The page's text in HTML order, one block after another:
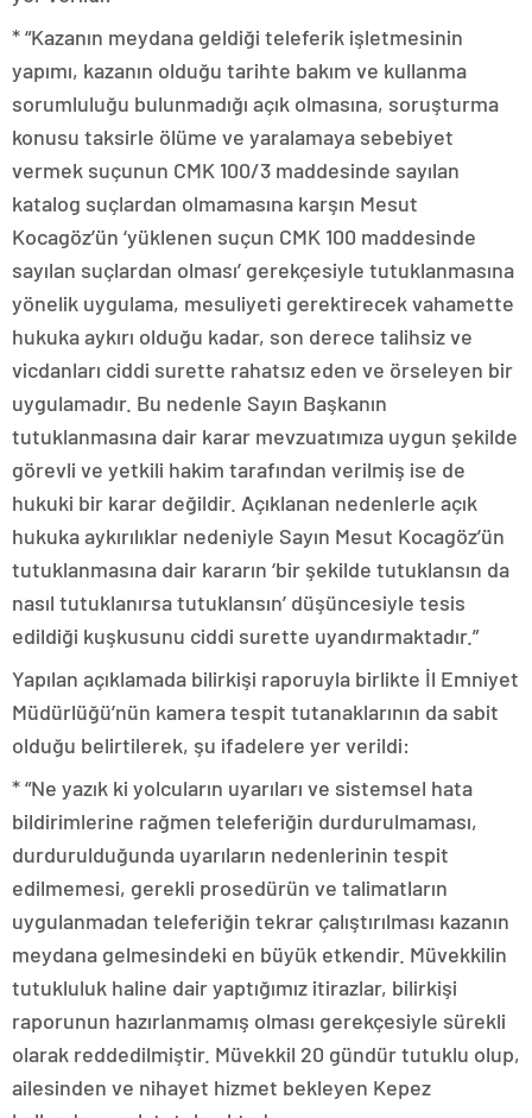
* “Kazanın meydana geldiği teleferik işletmesinin
yapımı, kazanın olduğu tarihte bakım ve kullanma
sorumluluğu bulunmadığı açık olmasına, soruşturma
konusu taksirle ölüme ve yaralamaya sebebiyet
vermek suçunun CMK 100/3 maddesinde sayılan
katalog suçlardan olmamasına karşın Mesut
Kocagöz’ün ‘yüklenen suçun CMK 100 maddesinde
sayılan suçlardan olması’ gerekçesiyle tutuklanmasına
yönelik uygulama, mesuliyeti gerektirecek vahamette
hukuka aykırı olduğu kadar, son derece talihsiz ve
vicdanları ciddi surette rahatsız eden ve örseleyen bir
uygulamadır. Bu nedenle Sayın Başkanın
tutuklanmasına dair karar mevzuatımıza uygun şekilde
görevli ve yetkili hakim tarafından verilmiş ise de
hukuki bir karar değildir. Açıklanan nedenlerle açık
hukuka aykırılıklar nedeniyle Sayın Mesut Kocagöz’ün
tutuklanmasına dair kararın ‘bir şekilde tutuklansın da
nasıl tutuklanırsa tutuklansın’ düşüncesiyle tesis
edildiği kuşkusunu ciddi surette uyandırmaktadır.”
Yapılan açıklamada bilirkişi raporuyla birlikte İl Emniyet
Müdürlüğü’nün kamera tespit tutanaklarının da sabit
olduğu belirtilerek, şu ifadelere yer verildi:
* “Ne yazık ki yolcuların uyarıları ve sistemsel hata
bildirimlerine rağmen teleferiğin durdurulmaması,
durdurulduğunda uyarıların nedenlerinin tespit
edilmemesi, gerekli prosedürün ve talimatların
uygulanmadan teleferiğin tekrar çalıştırılması kazanın
meydana gelmesindeki en büyük etkendir. Müvekkilin
tutukluluk haline dair yaptığımız itirazlar, bilirkişi
raporunun hazırlanmamış olması gerekçesiyle sürekli
olarak reddedilmiştir. Müvekkil 20 gündür tutuklu olup,
ailesinden ve nihayet hizmet bekleyen Kepez